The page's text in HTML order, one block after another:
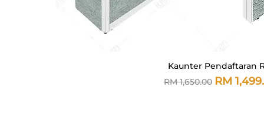
Paparan Segera
Kaunter Pendaftaran
Harga Biasa
RM 1,650.00 Harga
RM